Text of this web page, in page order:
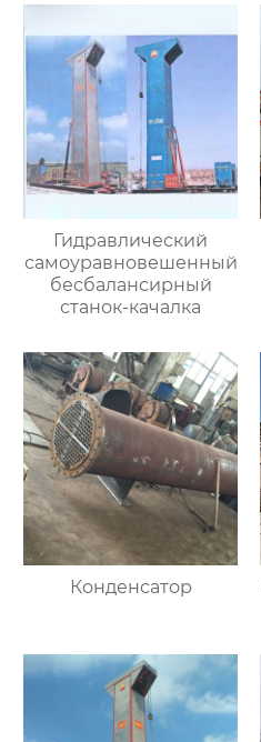
Гидравлический
самоуравновешенный
бесбалансирный
станок-качалка
Конденсатор